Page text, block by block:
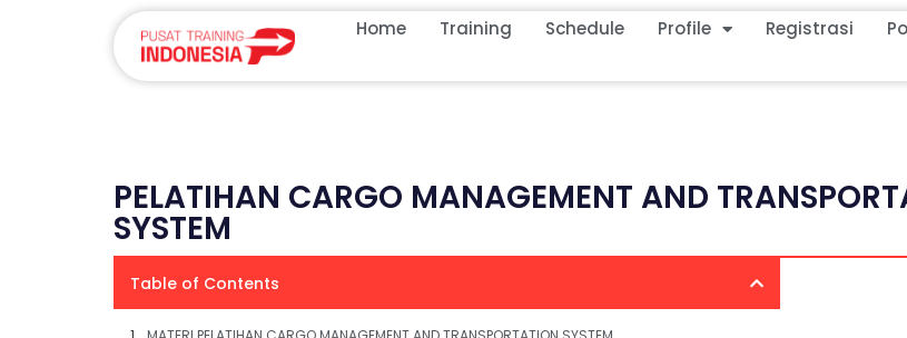
Home Training Schedule Profile Registrasi
PELATIHAN CARGO MANAGEMENT AND
SYSTEM
Table of Contents